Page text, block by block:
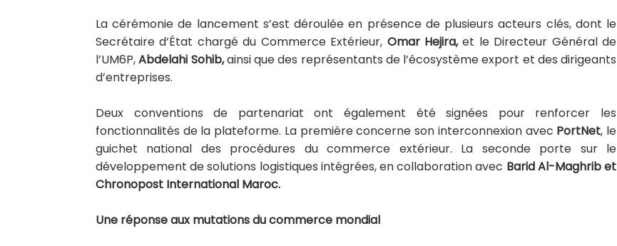
La cérémonie de lancement s’est déroulée en présence de plusieurs acteurs clés, dont le
Secrétaire d’État chargé du Commerce Extérieur, Omar Hejira,et le Directeur Général de
l’UM6P,Abdelahi Sohib,ainsi que des représentants de l’écosystème export et des dirigeants
d’entreprises.
Deux conventions de partenariat ont également été signées pour renforcer les
fonctionnalités de la plateforme. La première concerne son interconnexion avec PortNet, le
guichet national des procédures du commerce extérieur. La seconde porte sur le
développement de solutions logistiques intégrées, en collaboration avec Barid Al-Maghrib et
Chronopost International Maroc.
Une réponse aux mutations du commerce mondial